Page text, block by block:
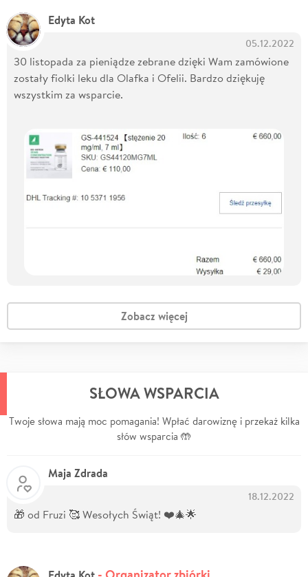
Edyta Kot
05.12.2022
30 listopada za pieniądze zebrane dzięki Wam zamówione
zostały fiolki leku dla Olafka i Ofelii. Bardzo dziękuję
wszystkim za wsparcie.
Zobacz więcej
SŁOWA WSPARCIA
Twoje słowa mają moc pomagania! Wpłać darowiznę i przekaż kilka
słów wsparcia 🤲
Maja Zdrada
18.12.2022
🎁 od Fruzi 🥰 Wesołych Świąt! ❤️🎄🌟